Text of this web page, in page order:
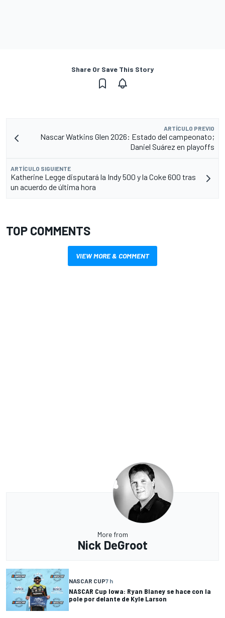
Share Or Save This Story
ARTÍCULO PREVIO
Nascar Watkins Glen 2026: Estado del campeonato;
Daniel Suárez en playoffs
ARTÍCULO SIGUIENTE
Katherine Legge disputará la Indy 500 y la Coke 600 tras
un acuerdo de última hora
TOP COMMENTS
VIEW MORE & COMMENT
More from
Nick DeGroot
NASCAR CUP7 h
NASCAR Cup Iowa: Ryan Blaney se hace con la
pole por delante de Kyle Larson